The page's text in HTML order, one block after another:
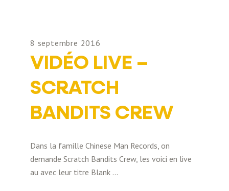
8 septembre 2016
VIDÉO LIVE –
SCRATCH
BANDITS CREW
Dans la famille Chinese Man Records, on
demande Scratch Bandits Crew, les voici en live
au avec leur titre Blank